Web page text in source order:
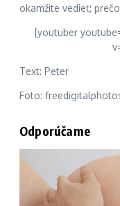
okamžite vedieť,
[youtuber
Text: Peter
Foto:
Odporúčame